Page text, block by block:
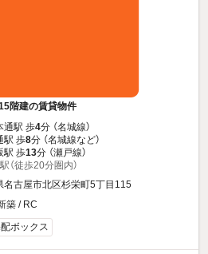
階建の賃貸物件
通駅 歩4分 （名城線）
駅 歩8分 （名城線など）
駅 歩13分 （瀬戸線）
（徒歩20分圏内）
名古屋市北区杉栄町5丁目115
築 / RC
ボックス